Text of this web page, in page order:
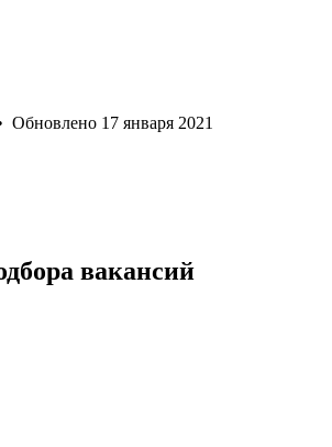
Обновлено 17 января 2021
вакансий